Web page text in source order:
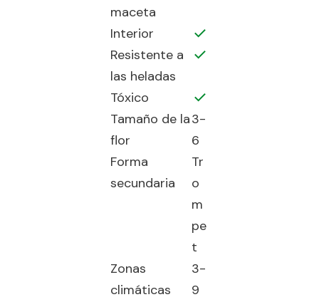
maceta
Interior
Resistente a
las heladas
Tóxico
Tamaño de la
flor
3-
6
Forma
secundaria
Tr
o
m
pe
t
Zonas
climáticas
3-
9